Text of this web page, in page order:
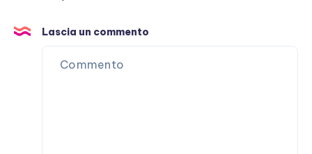
Lascia un commento